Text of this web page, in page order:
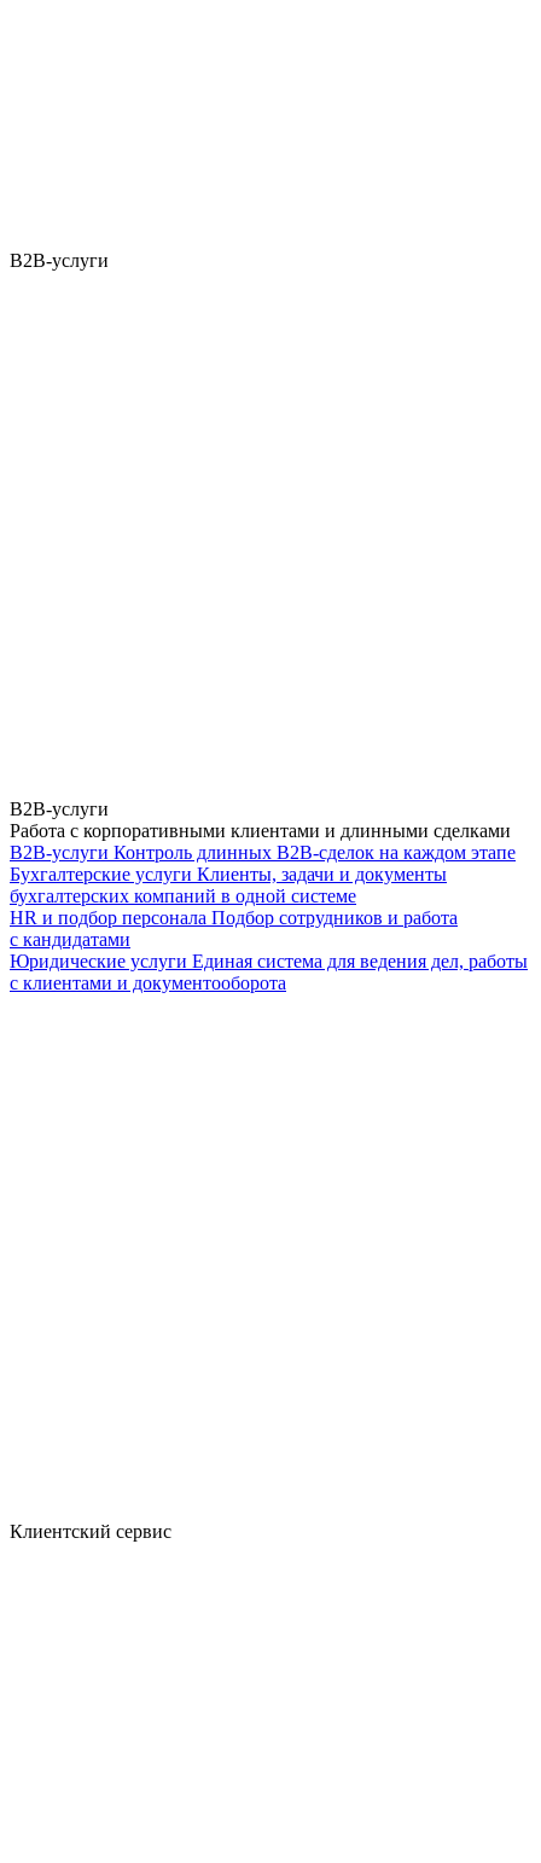
B2B-услуги
B2B-услуги
Работа с корпоративными клиентами и длинными сделками
B2B-услуги Контроль длинных B2B-сделок на каждом этапе
Бухгалтерские услуги Клиенты, задачи и документы
бухгалтерских компаний в одной системе
HR и подбор персонала Подбор сотрудников и работа
с кандидатами
Юридические услуги Единая система для ведения дел, работы
с клиентами и документооборота
Клиентский сервис